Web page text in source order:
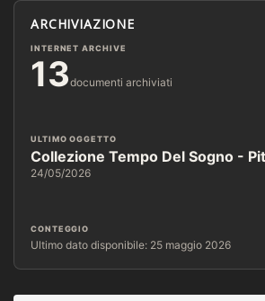
ARCHIVIAZIONE
INTERNET ARCHIVE
13documenti archiviati
ULTIMO OGGETTO
Collezione Tempo Del Sogno -
24/05/2026
CONTEGGIO
Ultimo dato disponibile: 25 maggio 2026